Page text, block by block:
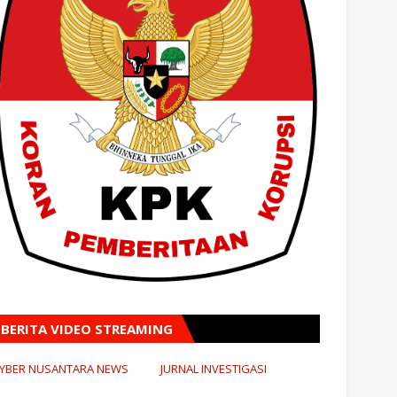
BERITA VIDEO STREAMING
NUSANTARA NEWS JURNAL INVESTIGASI